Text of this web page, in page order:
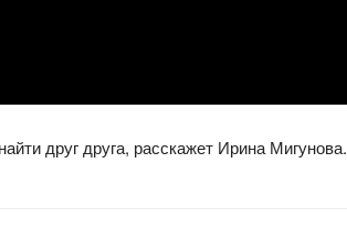
друг друга, расскажет Ирина Мигунова.